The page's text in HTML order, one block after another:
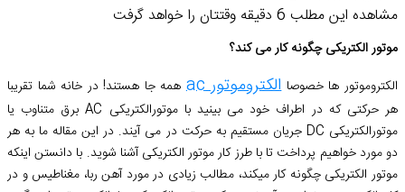
مشاهده این مطلب 6 دقیقه وقتتان را خواهد گرفت
موتور الکتریکی چگونه کار می کند؟
الکتروموتور ها خصوصاالکتروموتور ac
همه جا هستند! در خانه شما تقریبا
هر حرکتی که در اطراف خود می بینید با موتورالکتریکی AC برق متناوب یا
موتورالکتریکی DC جریان مستقیم به حرکت در می آیند. در این مقاله ما به هر
دو مورد خواهیم پرداخت تا با طرز کار موتور الکتریکی آشنا شوید. با دانستن اینکه
موتور الکتریکی چگونه کار میکند، مطالب زیادی در مورد آهن ربا، مغناطیس و در